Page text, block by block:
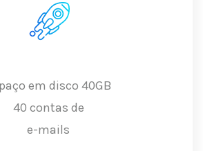
em disco 40GB
40 contas de
e-mails